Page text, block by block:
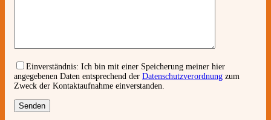
Einverständnis: Ich bin mit einer Speicherung meiner hier
angegebenen Daten entsprechend der Datenschutzverordnung zum
Zweck der Kontaktaufnahme einverstanden.